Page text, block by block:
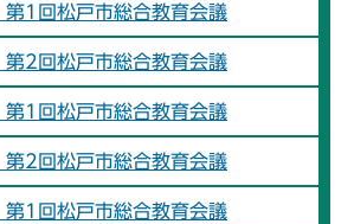
1回松戸市総合教育会議
2回松戸市総合教育会議
1回松戸市総合教育会議
2回松戸市総合教育会議
1回松戸市総合教育会議